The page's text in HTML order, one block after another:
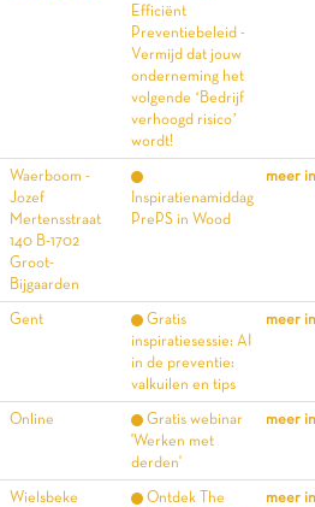
Efficiënt
Preventiebeleid -
Vermijd dat jouw
onderneming het
volgende ‘Bedrijf
verhoogd risico’
wordt!
Waerboom -
Jozef
Mertensstraat
140 B-1702
Groot-
Bijgaarden
Inspiratienamiddag
PrePS in Wood
meer
Gent
Gratis
inspiratiesessie: AI
in de preventie:
valkuilen en tips
meer
Online
Gratis webinar
'Werken met
derden'
meer
Wielsbeke
Ontdek The
meer